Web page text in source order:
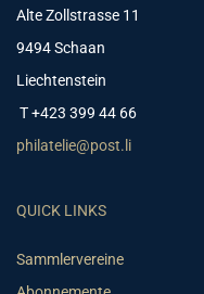
Alte Zollstrasse 11
9494 Schaan
Liechtenstein
T +423 399 44 66
philatelie@post.li
QUICK LINKS
Sammlervereine